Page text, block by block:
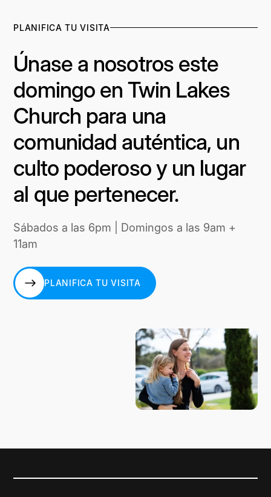
PLANIFICA TU VISITA
Únase a nosotros este
domingo en Twin Lakes
Church para una
comunidad auténtica, un
culto poderoso y un lugar
al que pertenecer.
Sábados a las 6pm | Domingos a las 9am +
11am
PLANIFICA TU VISITA